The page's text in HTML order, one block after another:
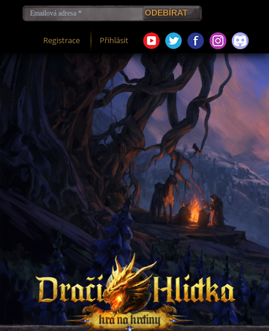
Registrace Přihlásit